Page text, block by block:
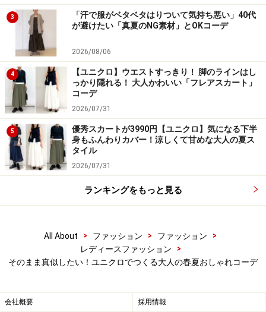
ユニクロ スマートアンクルパンツ 2990円（税込）
トップスがカジュアルな場合でも、ボトムスにこのユニ
クロの「スマートアンクルパンツ」のようなセンタープ
レス入りのパンツを合わせると、40代女性にちょうどい
いカジュアル感が楽しめますよ。
オンでもオフでもはきまわせるきれいめパンツが2990円
で手に入るのもユニクロならではですよね。
3. カジュアルなTシャツワンピはユニクロ
でおしゃれさをプラス 出典：WEAR
3
「汗で服がベタベタはりついて気持ち悪い」40代
が避けたい「真夏のNG素材」とOKコーデ
2026/08/06
4
【ユニクロ】ウエストすっきり！ 脚のラインはし
っかり隠れる！ 大人かわいい「フレアスカート」
コーデ
2026/07/31
5
優秀スカートが3990円【ユニクロ】気になる下半
身もふんわりカバー！涼しくて甘めな大人の夏ス
タイル
2026/07/31
ランキングをもっと見る
All About > ファッション > ファッション
>
レディースファッション
>
そのまま真似したい！ユニクロでつくる大人の春夏おしゃれコーデ
会社概要 採用情報